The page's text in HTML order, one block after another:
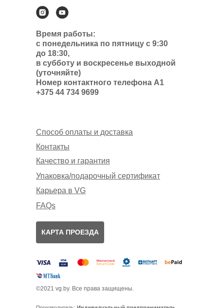
Время работы:
с понедельника по пятницу с 9:30
до 18:30,
в субботу и воскресенье выходной
(уточняйте)
Номер контактного телефона А1
+375 44 734 9699
Способ оплаты и доставка
Контакты
КАРТА ПРОЕЗДА
Упаковка/подарочный сертификат
FAQs
Карьера в VG
©2021 vg.by. Все права защищены.
Качество и гарантия